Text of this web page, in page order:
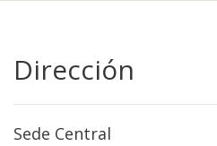
Dirección
Sede Central